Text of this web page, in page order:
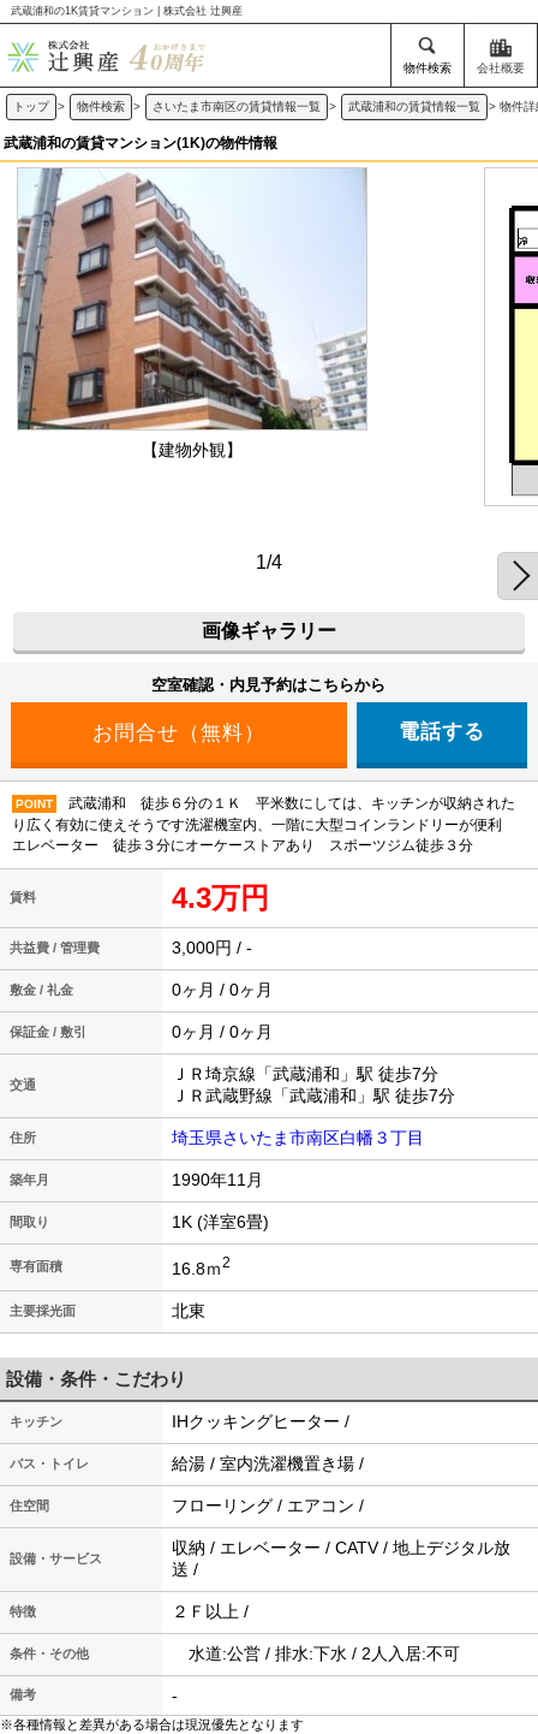
武蔵浦和の1K賃貸マンション | 株式会社 辻興産
物件検索 会社概要
トップ > 物件検索 > さいたま市南区の賃貸情報一覧 > 武蔵浦和の賃貸情報一覧 > 物件詳
武蔵浦和の賃貸マンション(1K)の物件情報
【建物外観】
1/4
画像ギャラリー
空室確認・内見予約はこちらから
電話する
POINT
武蔵浦和 徒歩６分の１Ｋ 平米数にしては、キッチンが収納された
り広く有効に使えそうです洗濯機室内、一階に大型コインランドリーが便利
エレベーター 徒歩３分にオーケーストアあり スポーツジム徒歩３分
賃料 4.3万円
共益費 / 管理費 3,000円 / -
敷金 / 礼金 0ヶ月 / 0ヶ月
保証金 / 敷引 0ヶ月 / 0ヶ月
交通
ＪＲ埼京線「武蔵浦和」駅 徒歩7分
ＪＲ武蔵野線「武蔵浦和」駅 徒歩7分
住所 埼玉県さいたま市南区白幡３丁目
築年月 1990年11月
間取り 1K (洋室6畳)
専有面積 16.8ｍ2
主要採光面 北東
設備・条件・こだわり
キッチン IHクッキングヒーター /
バス・トイレ 給湯 / 室内洗濯機置き場 /
住空間 フローリング / エアコン /
設備・サービス
収納 / エレベーター / CATV / 地上デジタル放
送 /
特徴 ２Ｆ以上 /
条件・その他 水道:公営 / 排水:下水 / 2人入居:不可
備考 -
※各種情報と差異がある場合は現況優先となります